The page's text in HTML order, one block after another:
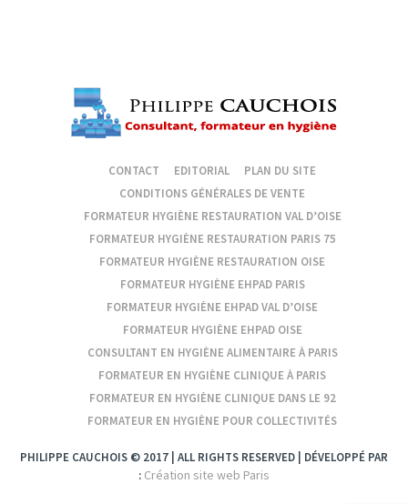
CONTACT EDITORIAL
PLAN DU SITE
CONDITIONS GÉNÉRALES DE VENTE
FORMATEUR HYGIÈNE RESTAURATION VAL D’OISE
FORMATEUR HYGIÈNE RESTAURATION PARIS 75
FORMATEUR HYGIÈNE RESTAURATION OISE
FORMATEUR HYGIÈNE EHPAD PARIS
FORMATEUR HYGIÈNE EHPAD VAL D’OISE
FORMATEUR HYGIÈNE EHPAD OISE
CONSULTANT EN HYGIÈNE ALIMENTAIRE À PARIS
FORMATEUR EN HYGIÈNE CLINIQUE À PARIS
FORMATEUR EN HYGIÈNE CLINIQUE DANS LE 92
FORMATEUR EN HYGIÈNE POUR COLLECTIVITÉS
PHILIPPE CAUCHOIS © 2017 | ALL RIGHTS RESERVED | DÉVELOPPÉ PAR
: Création site web Paris